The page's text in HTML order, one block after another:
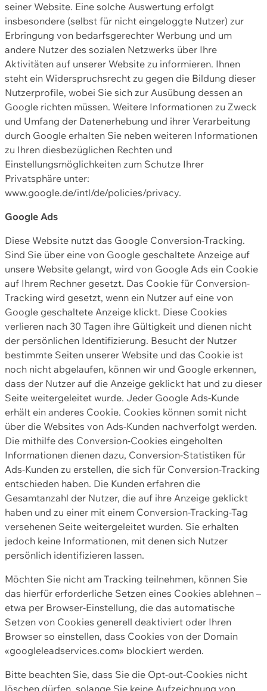
seiner Website. Eine solche Auswertung erfolgt
insbesondere (selbst für nicht eingeloggte Nutzer) zur
Erbringung von bedarfsgerechter Werbung und um
andere Nutzer des sozialen Netzwerks über Ihre
Aktivitäten auf unserer Website zu informieren. Ihnen
steht ein Widerspruchsrecht zu gegen die Bildung dieser
Nutzerprofile, wobei Sie sich zur Ausübung dessen an
Google richten müssen. Weitere Informationen zu Zweck
und Umfang der Datenerhebung und ihrer Verarbeitung
durch Google erhalten Sie neben weiteren Informationen
zu Ihren diesbezüglichen Rechten und
Einstellungsmöglichkeiten zum Schutze Ihrer
Privatsphäre unter:
www.google.de/intl/de/policies/privacy.
Google Ads
Diese Website nutzt das Google Conversion-Tracking.
Sind Sie über eine von Google geschaltete Anzeige auf
unsere Website gelangt, wird von Google Ads ein Cookie
auf Ihrem Rechner gesetzt. Das Cookie für Conversion-
Tracking wird gesetzt, wenn ein Nutzer auf eine von
Google geschaltete Anzeige klickt. Diese Cookies
verlieren nach 30 Tagen ihre Gültigkeit und dienen nicht
der persönlichen Identifizierung. Besucht der Nutzer
bestimmte Seiten unserer Website und das Cookie ist
noch nicht abgelaufen, können wir und Google erkennen,
dass der Nutzer auf die Anzeige geklickt hat und zu dieser
Seite weitergeleitet wurde. Jeder Google Ads-Kunde
erhält ein anderes Cookie. Cookies können somit nicht
über die Websites von Ads-Kunden nachverfolgt werden.
Die mithilfe des Conversion-Cookies eingeholten
Informationen dienen dazu, Conversion-Statistiken für
Ads-Kunden zu erstellen, die sich für Conversion-Tracking
entschieden haben. Die Kunden erfahren die
Gesamtanzahl der Nutzer, die auf ihre Anzeige geklickt
haben und zu einer mit einem Conversion-Tracking-Tag
versehenen Seite weitergeleitet wurden. Sie erhalten
jedoch keine Informationen, mit denen sich Nutzer
persönlich identifizieren lassen.
Möchten Sie nicht am Tracking teilnehmen, können Sie
das hierfür erforderliche Setzen eines Cookies ablehnen –
etwa per Browser-Einstellung, die das automatische
Setzen von Cookies generell deaktiviert oder Ihren
Browser so einstellen, dass Cookies von der Domain
«googleleadservices.com» blockiert werden.
Bitte beachten Sie, dass Sie die Opt-out-Cookies nicht